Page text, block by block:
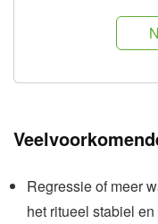
Regressie of meer
het ritueel stabiel